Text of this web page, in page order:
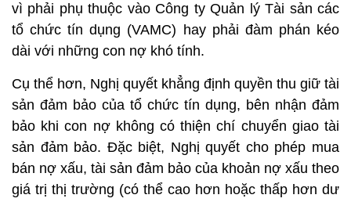
vì phải phụ thuộc vào Công ty Quản lý Tài sản các
tổ chức tín dụng (VAMC) hay phải đàm phán kéo
dài với những con nợ khó tính.
Cụ thể hơn, Nghị quyết khẳng định quyền thu giữ tài
sản đảm bảo của tổ chức tín dụng, bên nhận đảm
bảo khi con nợ không có thiện chí chuyển giao tài
sản đảm bảo. Đặc biệt, Nghị quyết cho phép mua
bán nợ xấu, tài sản đảm bảo của khoản nợ xấu theo
giá trị thị trường (có thể cao hơn hoặc thấp hơn dư